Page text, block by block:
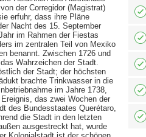
der Corregidor (Magistrat)
erfuhr, dass ihre Pläne
Nacht des 15. September
im Rahmen der Fiestas
im zentralen Teil von Mexiko
benannt. Zwischen 1726 und
Wahrzeichen der Stadt.
der Stadt; der höchsten
brachte Trinkwasser in die
im Jahre 1738,
das zwei Wochen der
des Bundesstaates Querétaro,
die Stadt in den letzten
ausgestreckt hat, wurde